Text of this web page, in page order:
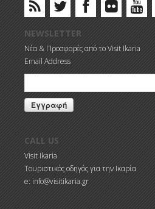
NEWSLETTER
Νέα & Προσφορές από το Visit Ikaria
Email Address
CALL US
Visit Ikaria
Τουριστικός οδηγός για την Ικαρία
e: info@visitikaria.gr